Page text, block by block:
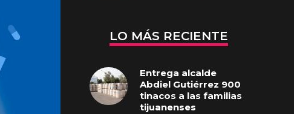
LO MÁS RECIENTE
Entrega alcalde
Abdiel Gutiérrez 900
tinacos a las familias
tijuanenses